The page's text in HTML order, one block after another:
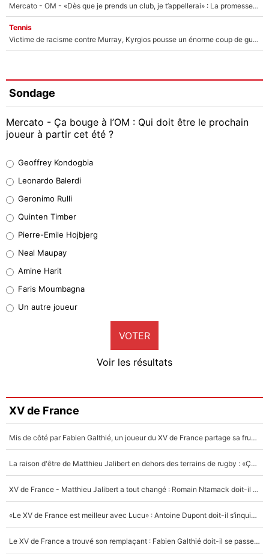
Mercato - OM - «Dès que je prends un club, je t’appellerai» : La promesse de Marcelino au moment de claquer la porte
Tennis
Victime de racisme contre Murray, Kyrgios pousse un énorme coup de gueule !
Sondage
Mercato - Ça bouge à l’OM : Qui doit être le prochain
joueur à partir cet été ?
38%
32%
5%
1%
9%
Faris Moumbagna
4%
Un autre joueur
5%
Geoffrey Kondogbia
Leonardo Balerdi
Geronimo Rulli
Quinten Timber
Pierre-Emile Hojbjerg
Neal Maupay
Amine Harit
Faris Moumbagna
Un autre joueur
VOTER
Voir les résultats
XV de France
Mis de côté par Fabien Galthié, un joueur du XV de France partage sa frustration : «ils ne me l’ont pas dit tout de suite»
La raison d'être de Matthieu Jalibert en dehors des terrains de rugby : «Ça m'atteint autant que si tu touches à un membre de ma famille»
XV de France - Matthieu Jalibert a tout changé : Romain Ntamack doit-il s’inquiéter pour sa place à un an de la Coupe du monde ?
«Le XV de France est meilleur avec Lucu» : Antoine Dupont doit-il s’inquiéter pour sa place ?
Le XV de France a trouvé son remplaçant : Fabien Galthié doit-il se passer d'Antoine Dupont ?